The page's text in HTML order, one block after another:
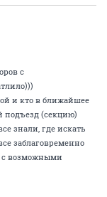
с
и кто в ближайшее
подъезд (секцию)
знали, где искать
заблаговременно
с возможными